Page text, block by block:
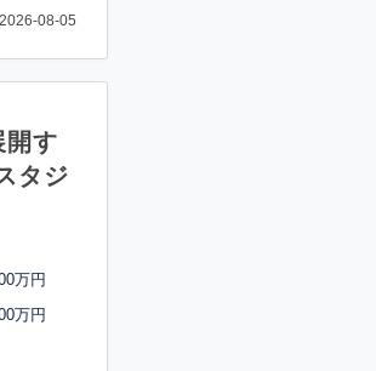
08-05
開す
タジ
万円
万円